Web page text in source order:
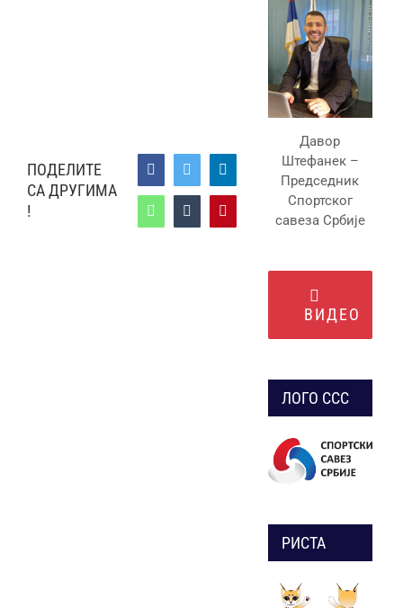
ПОДЕЛИТЕ
СА ДРУГИМА
!
FacebookTwitter
WhatsAppTumblr
Давор
Штефанек –
Председник
Спортског
савеза Србије
ВИДЕО
ЛОГО ССС
РИСТА